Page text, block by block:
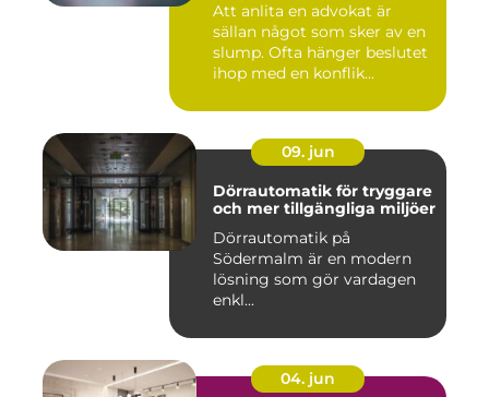
Att anlita en advokat är
sällan något som sker av en
slump. Ofta hänger beslutet
ihop med en konflik...
09. jun
Dörrautomatik för tryggare
och mer tillgängliga miljöer
Dörrautomatik på
Södermalm är en modern
lösning som gör vardagen
enkl...
04. jun